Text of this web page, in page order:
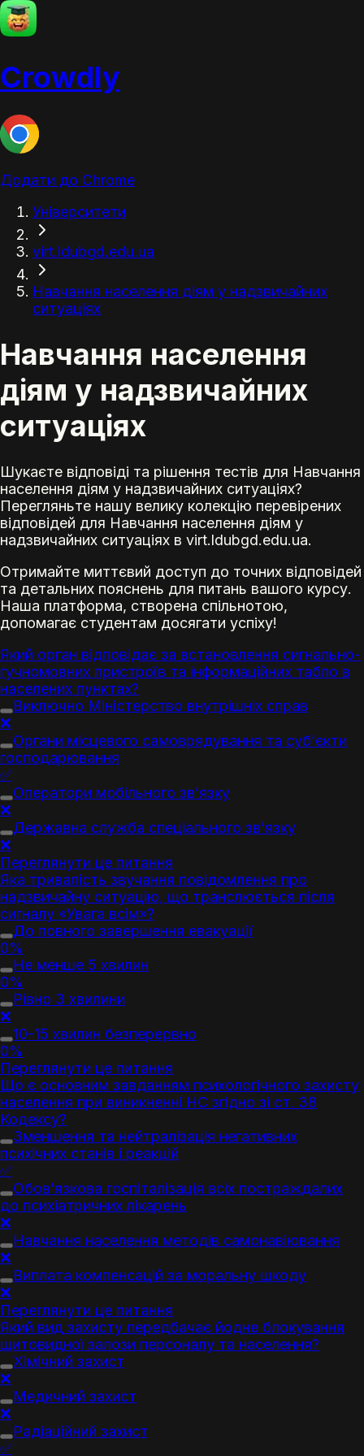
Crowdly
Додати до Chrome
Університети
virt.ldubgd.edu.ua
Навчання населення діям у надзвичайних
ситуаціях
Навчання населення
діям у надзвичайних
ситуаціях
Шукаєте відповіді та рішення тестів для Навчання
населення діям у надзвичайних ситуаціях?
Перегляньте нашу велику колекцію перевірених
відповідей для Навчання населення діям у
надзвичайних ситуаціях в virt.ldubgd.edu.ua.
Отримайте миттєвий доступ до точних відповідей
та детальних пояснень для питань вашого курсу.
Наша платформа, створена спільнотою,
допомагає студентам досягати успіху!
Який орган відповідає за встановлення сигнально-
гучномовних пристроїв та інформаційних табло в
населених пунктах?
Виключно Міністерство внутрішніх справ
❌
Органи місцевого самоврядування та суб’єкти
господарювання
✅
Оператори мобільного зв’язку
❌
Державна служба спеціального зв’язку
❌
Переглянути це питання
Яка тривалість звучання повідомлення про
надзвичайну ситуацію, що транслюється після
сигналу «Увага всім»?
До повного завершення евакуації
0%
Не менше 5 хвилин
0%
Рівно 3 хвилини
❌
10-15 хвилин безперервно
0%
Переглянути це питання
Що є основним завданням психологічного захисту
населення при виникненні НС згідно зі ст. 38
Кодексу?
Зменшення та нейтралізація негативних
психічних станів і реакцій
✅
Обов’язкова госпіталізація всіх постраждалих
до психіатричних лікарень
❌
Навчання населення методів самонавіювання
❌
Виплата компенсацій за моральну шкоду
❌
Переглянути це питання
Який вид захисту передбачає йодне блокування
щитовидної залози персоналу та населення?
Хімічний захист
❌
Медичний захист
❌
Радіаційний захист
✅